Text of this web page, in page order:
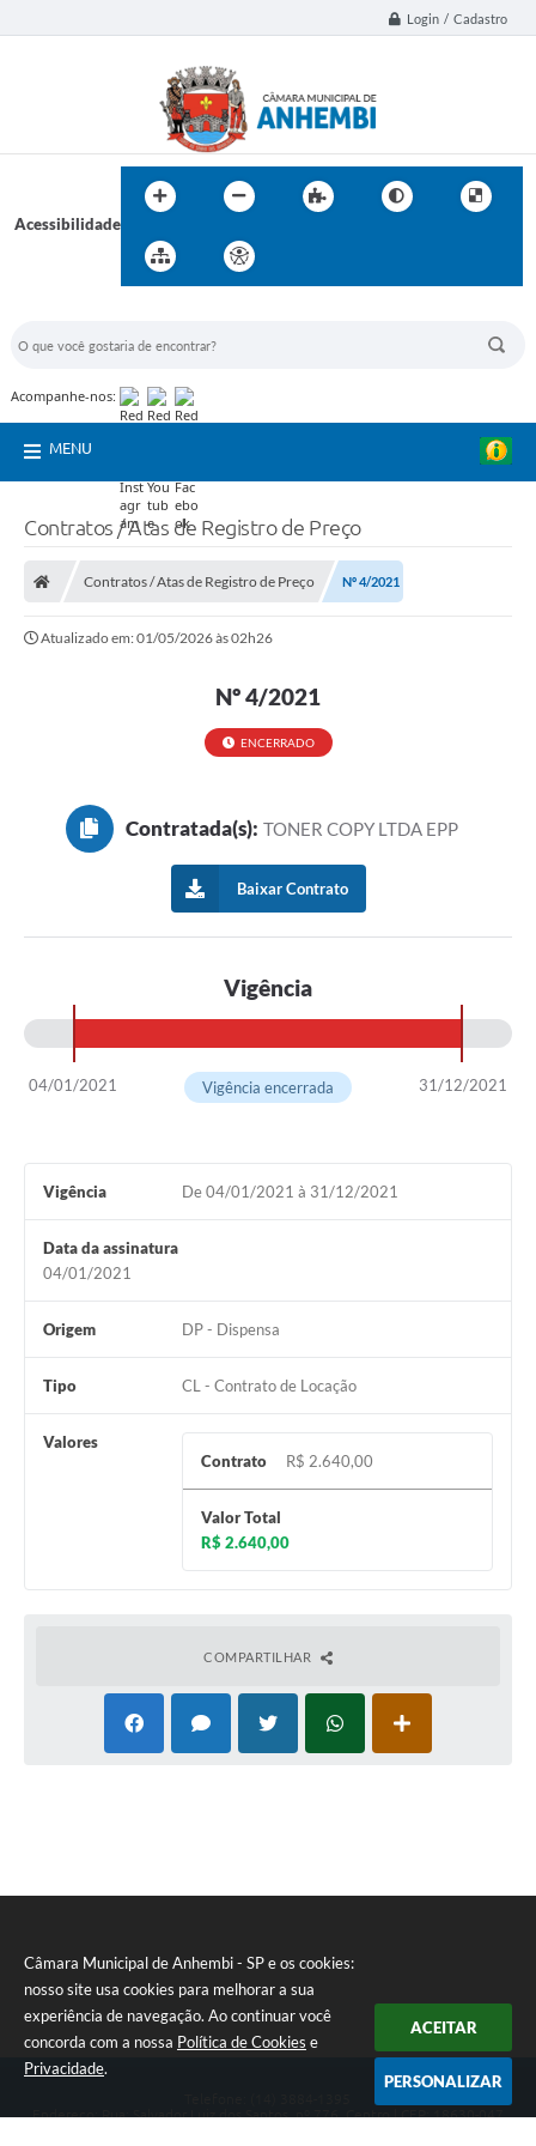
Câmara Municipal de Anhembi - SP e os cookies:
nosso site usa cookies para melhorar a sua
experiência de navegação. Ao continuar você
concorda com a nossa Política de Cookies e
Privacidade.
ACEITAR
PERSONALIZAR
Login / Cadastro
Acessibilidade
Acompanhe-nos:
MENU
Contratos / Atas de Registro de Preço
Contratos / Atas de Registro de Preço Nº 4/2021
Atualizado em: 01/05/2026 às 02h26
Nº 4/2021
ENCERRADO
Contratada(s): TONER COPY LTDA EPP
Baixar Contrato
Vigência
04/01/2021 31/12/2021
Vigência encerrada
Vigência De 04/01/2021 à 31/12/2021
Data da assinatura
04/01/2021
Origem DP - Dispensa
Tipo CL - Contrato de Locação
Valores
Contrato
R$ 2.640,00
Valor Total
R$ 2.640,00
COMPARTILHAR
Endereço: Rua: Salvador Luiz dos Santos, nº 776, Centro | CEP: 18630-047